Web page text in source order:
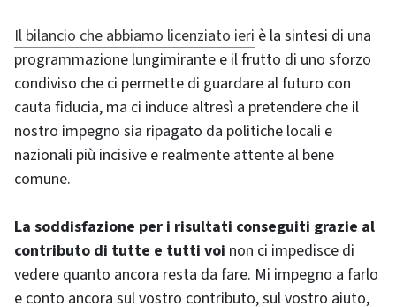
Il bilancio che abbiamo licenziato ieri è la sintesi di una
programmazione lungimirante e il frutto di uno sforzo
condiviso che ci permette di guardare al futuro con
cauta fiducia, ma ci induce altresì a pretendere che il
nostro impegno sia ripagato da politiche locali e
nazionali più incisive e realmente attente al bene
comune.
La soddisfazione per i risultati conseguiti grazie al
contributo di tutte e tutti voi non ci impedisce di
vedere quanto ancora resta da fare. Mi impegno a farlo
e conto ancora sul vostro contributo, sul vostro aiuto,